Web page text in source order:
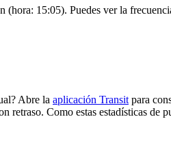
15:05). Puedes ver la
Abre la aplicación Transit para
Como estas estadísticas de